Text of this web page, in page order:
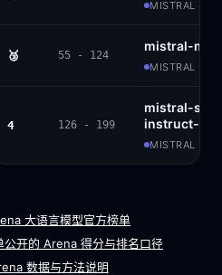
MISTRAL ·
🥉 55 - 124
mistral-
MISTRAL ·
4 126 - 199
mistral-
instruct-
MISTRAL ·
大语言模型官方榜单
公开的 Arena 得分与排名口径
数据与方法说明